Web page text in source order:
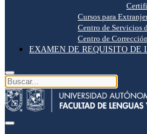
Cursos para
Centro de Servicios
Centro de
EXAMEN DE REQUISITO DE